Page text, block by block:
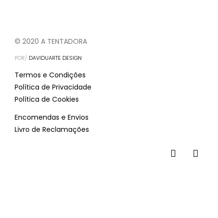
© 2020 A TENTADORA
POR/ DAVIDUARTE DESIGN
Termos e Condições
Política de Privacidade
Política de Cookies
Encomendas e Envios
Livro de Reclamações